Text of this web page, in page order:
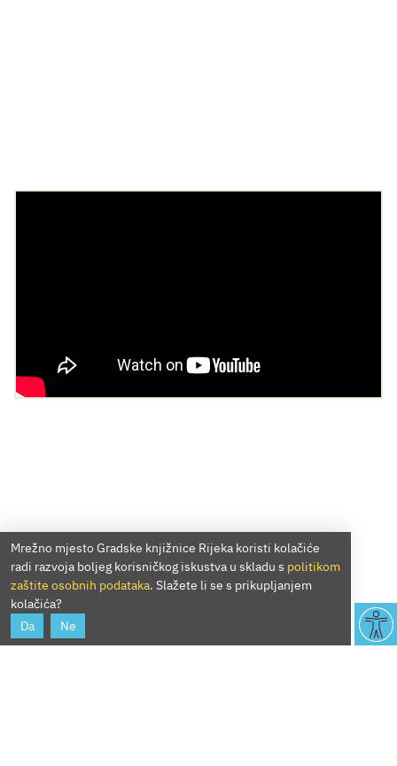
Mrežno mjesto Gradske knjižnice Rijeka koristi kolačiće
radi razvoja boljeg korisničkog iskustva u skladu s politikom
zaštite osobnih podataka. Slažete li se s prikupljanjem
kolačića?
Da
Ne